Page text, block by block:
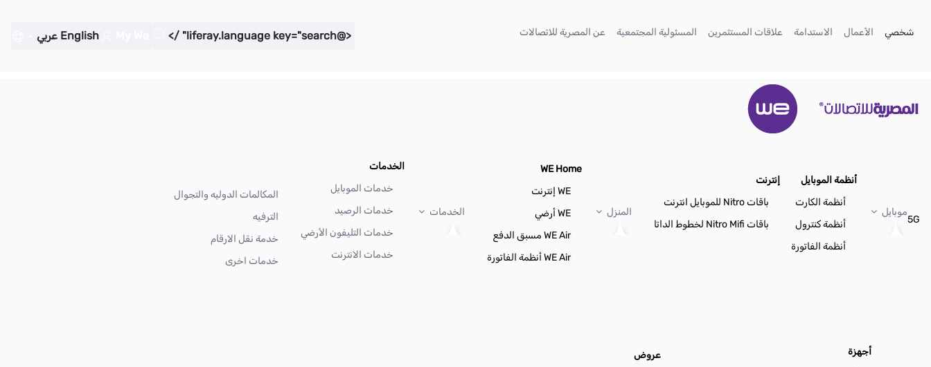
شخصي
الأعمال الاستدامة
(current) علاقات المستثمرين
(current) المسئولية المجتمعية
(current) عن المصرية للاتصالات <@liferay.language key="search" />
English عربي
5G
موبايل
أنظمة الموبايل
أنظمة الكارت
أنظمة كنترول
أنظمة الفاتورة
إنترنت
باقات Nitro للموبايل انترنت
باقات Nitro Mifi لخطوط الداتا
المنزل
WE Home
WE إنترنت
WE أرضي
WE Air مسبق الدفع
WE Air أنظمة الفاتورة
الخدمات
الخدمات
خدمات الموبايل
خدمات الرصيد
خدمات التليفون الأرضي
خدمات الانترنت
المكالمات الدوليه والتجوال
الترفيه
خدمة نقل الارقام
خدمات اخرى
أجهزة
عروض